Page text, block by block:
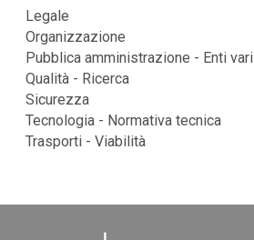
Legale
Organizzazione
Pubblica amministrazione - Enti vari
Qualità - Ricerca
Sicurezza
Tecnologia - Normativa tecnica
Trasporti - Viabilità